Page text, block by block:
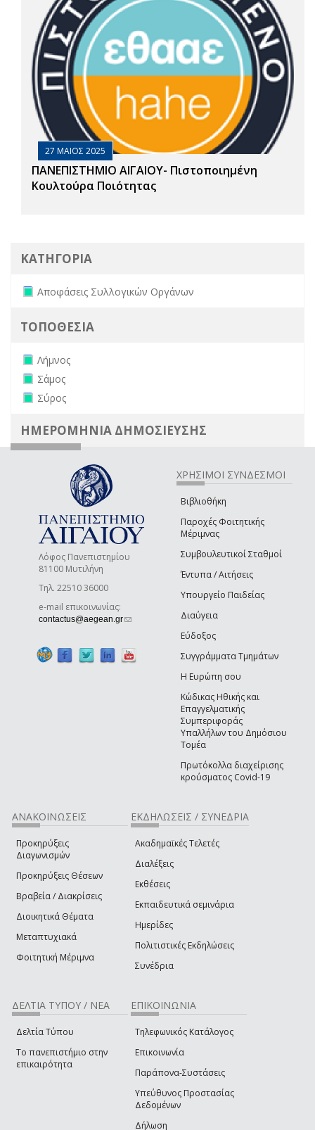
27 ΜΑΙΟΣ 2025
ΠΑΝΕΠΙΣΤΗΜΙΟ ΑΙΓΑΙΟΥ- Πιστοποιημένη
Κουλτούρα Ποιότητας
ΚΑΤΗΓΟΡΙΑ
Remove Αποφάσεις Συλλογικών Οργάνων filter
Αποφάσεις Συλλογικών Οργάνων
ΤΟΠΟΘΕΣΙΑ
Remove Λήμνος filter
Λήμνος
Remove Σάμος filter
Σάμος
Remove Σύρος filter
Σύρος
ΗΜΕΡΟΜΗΝΙΑ ΔΗΜΟΣΙΕΥΣΗΣ
Λόφος Πανεπιστημίου
81100 Μυτιλήνη
Τηλ. 22510 36000
e-mail επικοινωνίας:
contactus@aegean.gr(link sends e-mail)
ΧΡΗΣΙΜΟΙ ΣΥΝΔΕΣΜΟΙ
Βιβλιοθήκη
Παροχές Φοιτητικής
Μέριμνας
Συμβουλευτικοί Σταθμοί
Έντυπα / Αιτήσεις
Υπουργείο Παιδείας
Διαύγεια
Εύδοξος
Συγγράμματα Τμημάτων
Η Ευρώπη σου
Κώδικας Ηθικής και
Επαγγελματικής
Συμπεριφοράς
Υπαλλήλων του Δημόσιου
Τομέα
Πρωτόκολλα διαχείρισης
κρούσματος Covid-19
ΑΝΑΚΟΙΝΩΣΕΙΣ
Προκηρύξεις
Διαγωνισμών
Προκηρύξεις Θέσεων
Βραβεία / Διακρίσεις
Διοικητικά Θέματα
Μεταπτυχιακά
Φοιτητική Μέριμνα
ΕΚΔΗΛΩΣΕΙΣ / ΣΥΝΕΔΡΙΑ
Ακαδημαϊκές Τελετές
Διαλέξεις
Εκθέσεις
Εκπαιδευτικά σεμινάρια
Ημερίδες
Πολιτιστικές Εκδηλώσεις
Συνέδρια
ΔΕΛΤΙΑ ΤΥΠΟΥ / ΝΕΑ
Δελτία Τύπου
Το πανεπιστήμιο στην
επικαιρότητα
ΕΠΙΚΟΙΝΩΝΙΑ
Τηλεφωνικός Κατάλογος
Επικοινωνία
Παράπονα-Συστάσεις
Υπεύθυνος Προστασίας
Δεδομένων
Δήλωση